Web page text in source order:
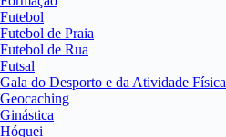
Futebol
Futebol de Praia
Futebol de Rua
Futsal
Gala do Desporto e da Atividade Física
Geocaching
Ginástica
Hóquei